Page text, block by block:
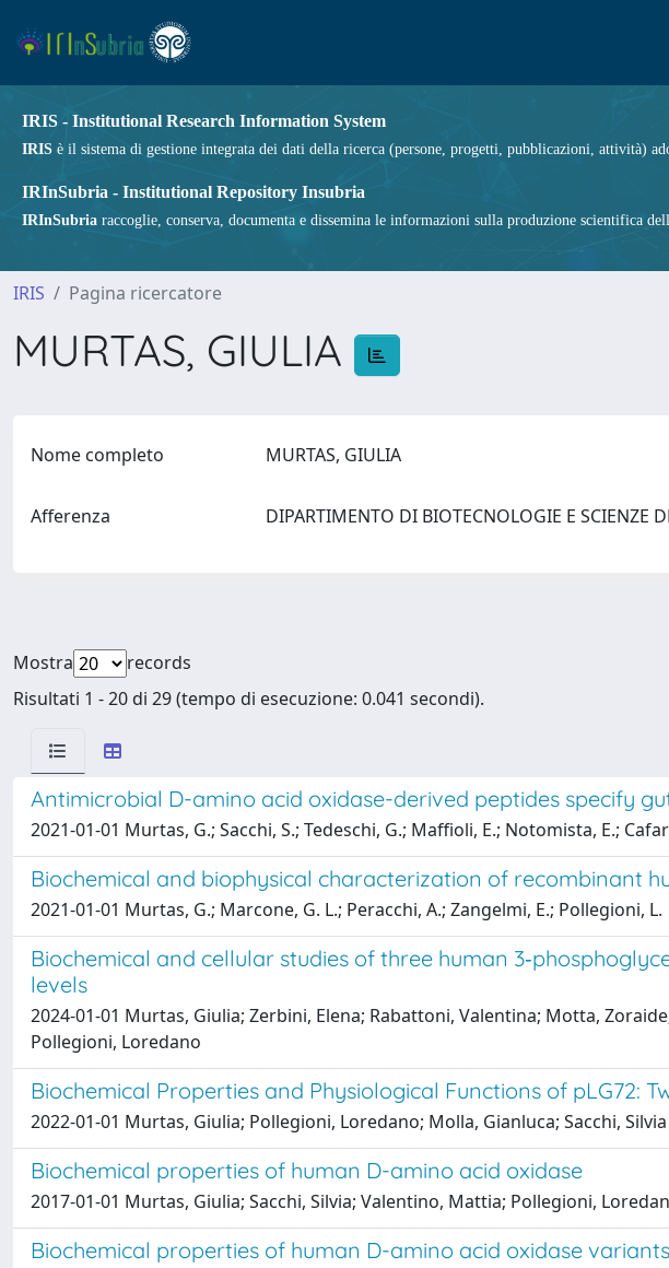
IRIS - Institutional Research Information System
IRIS è il sistema di gestione integrata dei dati della ricerca (persone, progetti, pubblicazioni, attività)
IRInSubria - Institutional Repository Insubria
IRInSubria raccoglie, conserva, documenta e dissemina le informazioni sulla produzione scientifica
IRIS Pagina ricercatore
MURTAS, GIULIA
Nome completo MURTAS, GIULIA
Afferenza DIPARTIMENTO DI BIOTECNOLOGIE E SCIENZE
Mostra
records
Risultati 1 - 20 di 29 (tempo di esecuzione: 0.041 secondi).
Antimicrobial D-amino acid oxidase-derived peptides specify
2021-01-01 Murtas, G.; Sacchi, S.; Tedeschi, G.; Maffioli, E.; Notomista, E.;
Biochemical and biophysical characterization of recombinant
2021-01-01 Murtas, G.; Marcone, G. L.; Peracchi, A.; Zangelmi, E.; Pollegioni, L.
Biochemical and cellular studies of three human
levels
2024-01-01 Murtas, Giulia; Zerbini, Elena; Rabattoni, Valentina; Motta,
Pollegioni, Loredano
Biochemical Properties and Physiological Functions of pLG72:
2022-01-01 Murtas, Giulia; Pollegioni, Loredano; Molla, Gianluca; Sacchi, Silvia
Biochemical properties of human D-amino acid oxidase
2017-01-01 Murtas, Giulia; Sacchi, Silvia; Valentino, Mattia; Pollegioni,
Biochemical properties of human D-amino acid oxidase